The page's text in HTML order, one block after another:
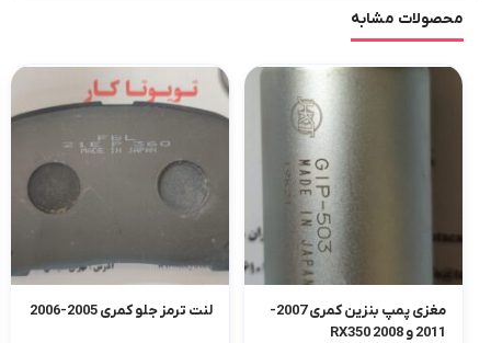
محصولات مشابه
مغزی پمپ بنزین کمری 2007-
2011 و RX350 2008
لنت ترمز جلو کمری 2005-2006